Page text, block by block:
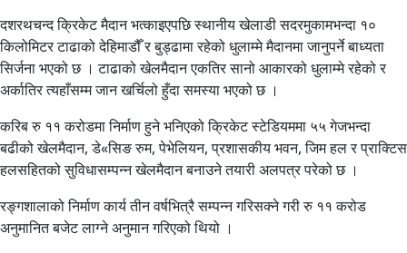
दशरथचन्द क्रिकेट मैदान भत्काइएपछि स्थानीय खेलाडी सदरमुकामभन्दा १०
किलोमिटर टाढाको देहिमाडौँ र बुड्ढामा रहेको धुलाम्मे मैदानमा जानुपर्ने बाध्यता
सिर्जना भएको छ । टाढाको खेलमैदान एकतिर सानो आकारको धुलाम्मे रहेको र
अर्कातिर त्यहाँसम्म जान खर्चिलो हुँदा समस्या भएको छ ।
करिब रु ११ करोडमा निर्माण हुने भनिएको क्रिकेट स्टेडियममा ५५ गेजभन्दा
बढीको खेलमैदान, डे«सिङ रुम, पेभेलियन, प्रशासकीय भवन, जिम हल र प्राक्टिस
हलसहितको सुविधासम्पन्न खेलमैदान बनाउने तयारी अलपत्र परेको छ ।
रङ्गशालाको निर्माण कार्य तीन वर्षभित्रै सम्पन्न गरिसक्ने गरी रु ११ करोड
अनुमानित बजेट लाग्ने अनुमान गरिएको थियो ।